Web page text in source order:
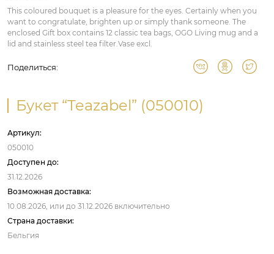
This coloured bouquet is a pleasure for the eyes. Certainly when you
want to congratulate, brighten up or simply thank someone. The
enclosed Gift box contains 12 classic tea bags, OGO Living mug and a
lid and stainless steel tea filter.Vase excl.
Поделиться:
Букет “Teazabel” (050010)
Артикул:
050010
Доступен до:
31.12.2026
Возможная доставка:
10.08.2026, или до 31.12.2026 включительно
Страна доставки:
Бельгия